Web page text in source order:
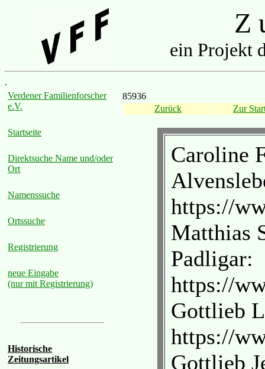
Z
ein Projekt
.
Verdener Familienforscher
e.V.
Startseite
Direktsuche Name und/oder
Ort
Namenssuche
Ortssuche
Registrierung
neue Eingabe
(nur mit Registrierung)
Historische
Zeitungsartikel
85936
Zurück
Zur
Caroline
https://
Matthias
Padligar:
https://
Gottlieb
https://
Gottlieb